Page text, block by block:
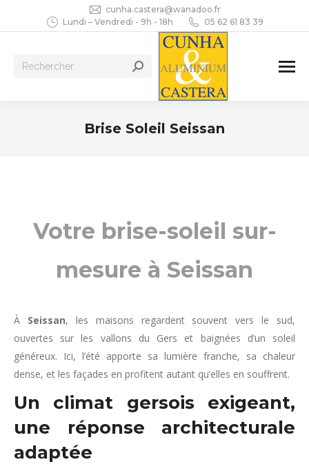
cunha.castera@wanadoo.fr
Lundi – Vendredi - 9h - 18h
05 62 61 83 39
Recherche
Brise Soleil Seissan
Votre brise-soleil sur-
mesure à Seissan
À Seissan, les maisons regardent souvent vers le sud,
ouvertes sur les vallons du Gers et baignées d’un soleil
généreux. Ici, l’été apporte sa lumière franche, sa chaleur
dense, et les façades en profitent autant qu’elles en souffrent.
Un climat gersois exigeant,
une réponse architecturale
adaptée